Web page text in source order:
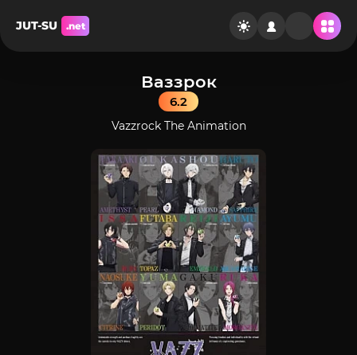
JUT-SU .net
Ваззрок
6.2
Vazzrock The Animation